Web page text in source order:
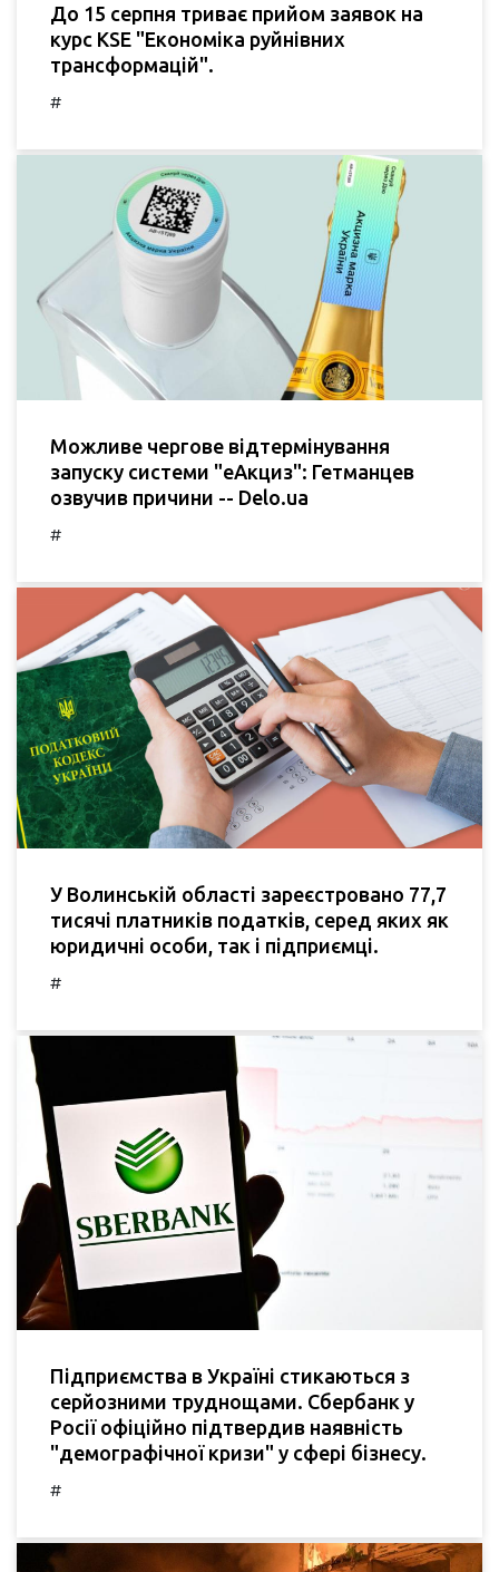
До 15 серпня триває прийом заявок на
курс KSE "Економіка руйнівних
трансформацій".
#
Можливе чергове відтермінування
запуску системи "еАкциз": Гетманцев
озвучив причини -- Delo.ua
#
У Волинській області зареєстровано 77,7
тисячі платників податків, серед яких як
юридичні особи, так і підприємці.
#
Підприємства в Україні стикаються з
серйозними труднощами. Сбербанк у
Росії офіційно підтвердив наявність
"демографічної кризи" у сфері бізнесу.
#